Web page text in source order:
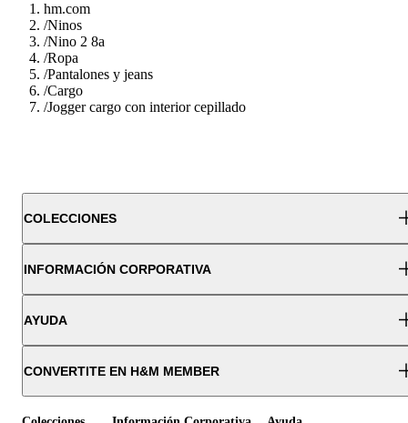
hm.com
/Ninos
/Nino 2 8a
/Ropa
/Pantalones y jeans
/Cargo
/Jogger cargo con interior cepillado
COLECCIONES
INFORMACIÓN CORPORATIVA
AYUDA
CONVERTITE EN H&M MEMBER